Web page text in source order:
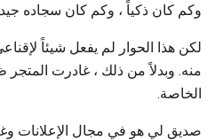
وكم كان ذكياً ، وكم كان سجاده
لكن هذا الحوار لم يفعل شيئاً
منه. وبدلاً من ذلك ، غادرت المتجر
الخاصة.
صديق لي هو في مجال الإعلانات